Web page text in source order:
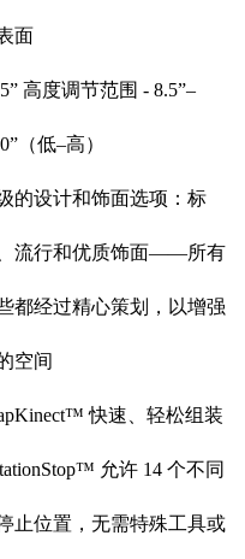
面
高度调节范围 - 8.5”–
（低–高）
的设计和饰面选项：标
流行和优质饰面——所有
都经过精心策划，以增强
空间
快速、轻松组装
允许 14 个不同
止位置，无需特殊工具或